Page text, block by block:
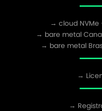
→ cloud NVMe
→ bare metal
→ bare metal
→
→